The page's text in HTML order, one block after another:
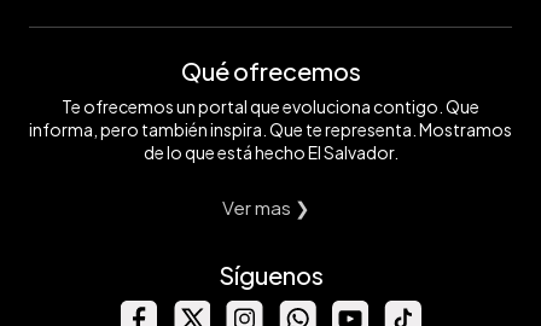
Qué ofrecemos
Te ofrecemos un portal que evoluciona contigo. Que
informa, pero también inspira. Que te representa. Mostramos
de lo que está hecho El Salvador.
Ver mas ❯
Síguenos